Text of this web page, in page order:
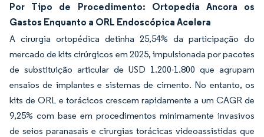
Por Tipo de Procedimento: Ortopedia Ancora os
Gastos Enquanto a ORL Endoscópica Acelera
A cirurgia ortopédica detinha 25,54% da participação do
mercado de kits cirúrgicos em 2025, impulsionada por pacotes
de substituição articular de USD 1.200-1.800 que agrupam
ensaios de implantes e sistemas de cimento. No entanto, os
kits de ORL e torácicos crescem rapidamente a um CAGR de
9,25% com base em procedimentos minimamente invasivos
de seios paranasais e cirurgias torácicas videoassistidas que